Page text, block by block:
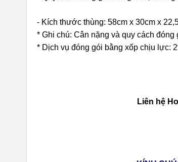
- Kích thước thùng: 58cm x 30cm x
* Ghi chú: Cân nặng và quy cách
* Dịch vụ đóng gói bằng xốp chịu lực:
Liên hệ